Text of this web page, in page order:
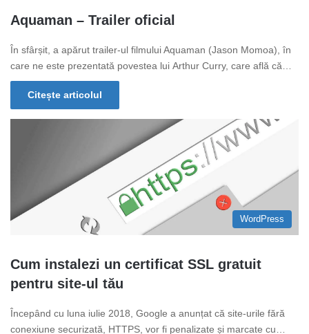
Aquaman – Trailer oficial
În sfârșit, a apărut trailer-ul filmului Aquaman (Jason Momoa), în
care ne este prezentată povestea lui Arthur Curry, care află că…
Citește articolul
WordPress
Cum instalezi un certificat SSL gratuit
pentru site-ul tău
Începând cu luna iulie 2018, Google a anunțat că site-urile fără
conexiune securizată, HTTPS, vor fi penalizate și marcate cu…